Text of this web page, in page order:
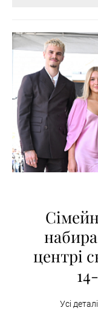
центрі
Усі